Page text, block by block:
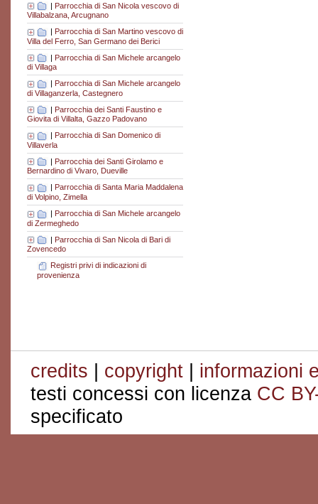
| Parrocchia di San Nicola vescovo di
Villabalzana, Arcugnano
| Parrocchia di San Martino vescovo di
Villa del Ferro, San Germano dei Berici
| Parrocchia di San Michele arcangelo
di Villaga
Parrocchia di San Michele arcangelo
di Villaganzerla, Castegnero
| Parrocchia dei Santi Faustino e
Giovita di Villalta, Gazzo Padovano
Parrocchia di San Domenico di
Villaverla
| Parrocchia dei Santi Girolamo e
Bernardino di Vivaro, Dueville
Parrocchia di Santa Maria Maddalena
di Volpino, Zimella
| Parrocchia di San Michele arcangelo
di Zermeghedo
| Parrocchia di San Nicola di Bari di
Zovencedo
Registri privi di indicazioni di
provenienza
credits | copyright | informazioni
testi concessi con licenza CC
specificato